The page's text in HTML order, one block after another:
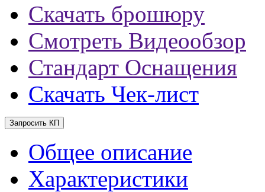
Скачать брошюру
Смотреть Видеообзор
Стандарт Оснащения
Скачать Чек-лист
Запросить КП
Общее описание
Характеристики